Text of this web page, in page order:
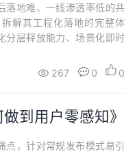
落地难、一线渗透率低的共
解其工程化落地的完整体
分层释放能力、场景化即时
心环节展开，阐述了无需行
267 0 0
到用户零感知》
点，针对常规发布模式易引